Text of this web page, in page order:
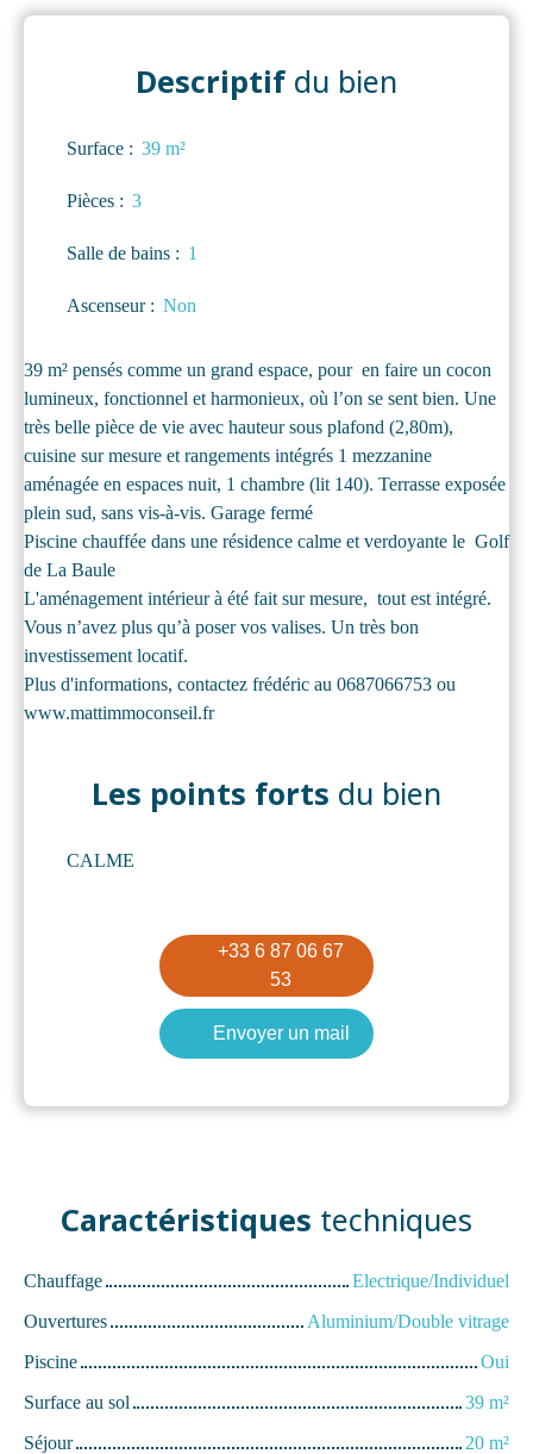
Descriptifdu bien
Surface : 39 m²
Pièces : 3
Salle de bains : 1
Ascenseur: Non
39 m² pensés comme un grand espace, pour en faire un cocon
lumineux, fonctionnel et harmonieux, où l’on se sent bien. Une
très belle pièce de vie avec hauteur sous plafond (2,80m),
cuisine sur mesure et rangements intégrés 1 mezzanine
aménagée en espaces nuit, 1 chambre (lit 140). Terrasse exposée
plein sud, sans vis-à-vis. Garage fermé
Piscine chauffée dans une résidence calme et verdoyante le Golf
de La Baule
L'aménagement intérieur à été fait sur mesure, tout est intégré.
Vous n’avez plus qu’à poser vos valises. Un très bon
investissement locatif.
Plus d'informations, contactez frédéric au 0687066753 ou
www.mattimmoconseil.fr
Les points forts du bien
CALME
+33 6 87 06 67
53
Envoyer un mail
Caractéristiques techniques
Chauffage
Electrique/Individuel
Ouvertures
Aluminium/Double vitrage
Piscine
Oui
Surface au sol
39 m²
Séjour
20 m²